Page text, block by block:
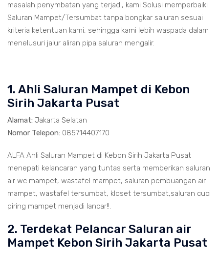
masalah penymbatan yang terjadi, kami Solusi memperbaiki
Saluran Mampet/Tersumbat tanpa bongkar saluran sesuai
kriteria ketentuan kami, sehingga kami lebih waspada dalam
menelusuri jalur aliran pipa saluran mengalir.
1. Ahli Saluran Mampet di Kebon
Sirih Jakarta Pusat
Alamat: Jakarta Selatan
Nomor Telepon: 085714407170
ALFA Ahli Saluran Mampet di Kebon Sirih Jakarta Pusat
menepati kelancaran yang tuntas serta memberikan saluran
air wc mampet, wastafel mampet, saluran pembuangan air
mampet, wastafel tersumbat, kloset tersumbat,saluran cuci
piring mampet menjadi lancar!!.
2. Terdekat Pelancar Saluran air
Mampet Kebon Sirih Jakarta Pusat